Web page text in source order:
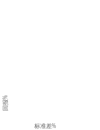
标准差%
回报%